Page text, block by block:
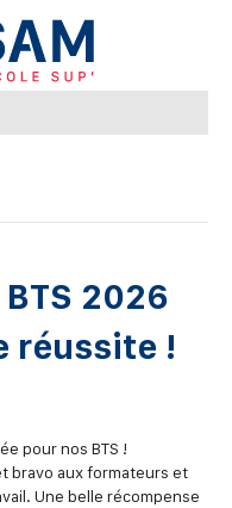
2026
réussite !
pour nos BTS !
bravo aux formateurs et
Une belle récompense